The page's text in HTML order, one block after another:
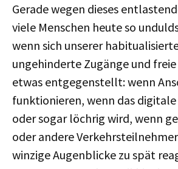
Gerade wegen dieses
viele Menschen heute so
wenn sich unserer
ungehinderte Zugänge und
etwas entgegenstellt: wenn
funktionieren, wenn das
oder sogar löchrig wird, wenn
oder andere
winzige Augenblicke zu spät